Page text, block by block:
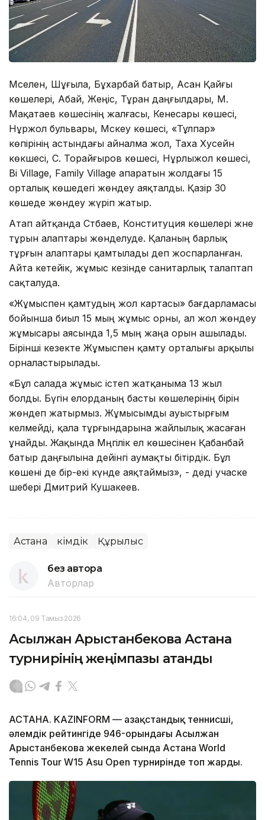
Мәселен, Шұғыла, Бұхарбай батыр, Асан Қайғы
көшелері, Абай, Жеңіс, Тұран даңғылдары, М.
Мақатаев көшесінің жалғасы, Кенесары көшесі,
Нұржол бульвары, Мәскеу көшесі, «Тұлпар»
көпірінің астындағы айналма жол, Таха Хусейн
көкшесі, С. Торайғыров көшесі, Нұрлыжол көшесі,
Bi Village, Family Village апаратын жолдағы 15
орталық көшедегі жөндеу аяқталды. Қазір 30
көшеде жөндеу жүріп жатыр.
Атап айтқанда Сәтбаев, Конституция көшелері және
тұрын алаптары жөнделуде. Қаланың барлық
тұрғын алаптары қамтылады деп жоспарланған.
Айта кетейік, жұмыс кезінде санитарлық талаптап
сақталуда.
«Жұмыспен қамтудың жол картасы» бағдарламасы
бойынша биыл 15 мың жұмыс орны, ал жол жөндеу
жұмысары аясында 1,5 мың жаңа орын ашылады.
Бірінші кезекте Жұмыспен қамту орталығы арқылы
орналастырылады.
«Бұл салада жұмыс істеп жатқаныма 13 жыл
болды. Бүгін елорданың басты көшелерінің бірін
жөндеп жатырмыз. Жұмысымды ауыстырғым
келмейді, қала тұрғындарына жайлылық жасаған
ұнайды. Жақында Мәңгілік ел көшесінен Қабанбай
батыр даңғылына дейінгі аумақты бітірдік. Бұл
көшені де бір-екі күнде аяқтаймыз», - деді учаске
шебері Дмитрий Кушакеев.
Астана Әкімдік Құрылыс
без автора
Авторлар
16:04, 09 Тамыз 2026
Асылжан Арыстанбекова Астана
турнирінің жеңімпазы атанды
АСТАНА. KAZINFORM — Қазақстандық теннисші,
әлемдік рейтингіде 946-орындағы Асылжан
Арыстанбекова жекелей сында Астана World
Tennis Tour W15 Asu Open турнирінде топ жарды.